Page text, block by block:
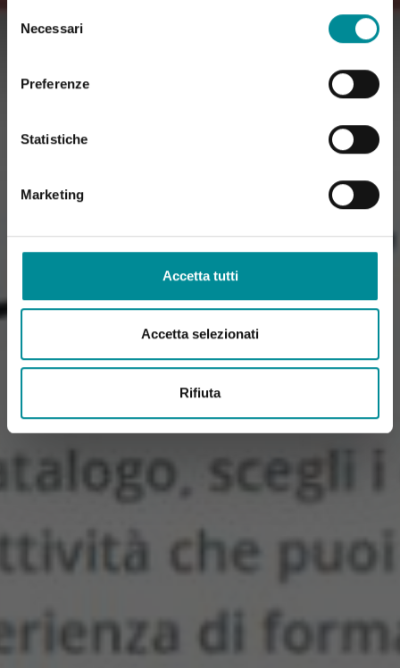
Selezione
delNecessari
Preferenze
Statistiche
Marketing
Accetta tutti
Accetta selezionati
Rifiuta